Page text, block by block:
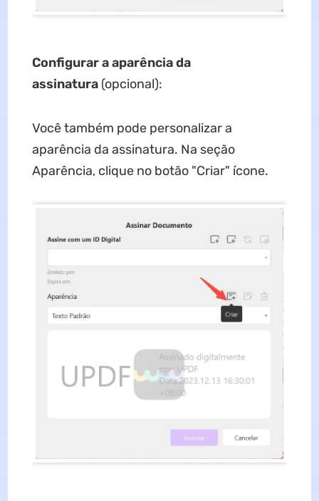
Configurar a aparência da
assinatura(opcional):
Você também pode personalizar a
aparência da assinatura. Na seção
Aparência, clique no botão "Criar" ícone.